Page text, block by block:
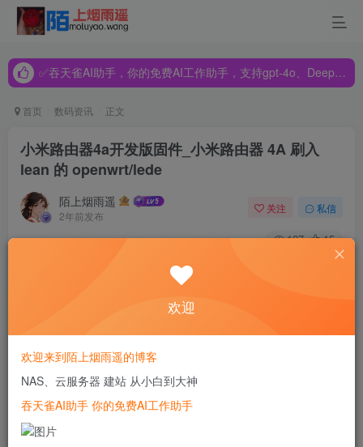
✅吞天雀AI助手，你的免费AI工作助手，支持gpt-4o、DeepSeek、Claude🔥🔥🔥🔥
✅吞天雀AI助手，你的免费AI工作助手，支持gpt-4o、DeepSeek、Claude🔥🔥🔥🔥
首页 数码资讯 正文
小米路由器4a开发版固件_小米路由器 4A 刷入
lean 的 openwrt/lede
陌上烟雨遥
2年前发布
关注 私信
127 15
本教程同时适用于 小米路由器 4A 以及其千兆版
作为一只攻城狮，开发的时候经常要下一堆lib，然而很多依
赖都在国外，虽然也有国内的源，但是也常用例外情况，因
此下载依赖时比较慢；(所以，懂我意思吧)
然后我并不想在挂客户端，并且要局域网都能用，因此就产
欢迎
欢迎来到陌上烟雨遥的博客
NAS、云服务器 建站 从小白到大神
吞天雀AI助手 你的免费AI工作助手